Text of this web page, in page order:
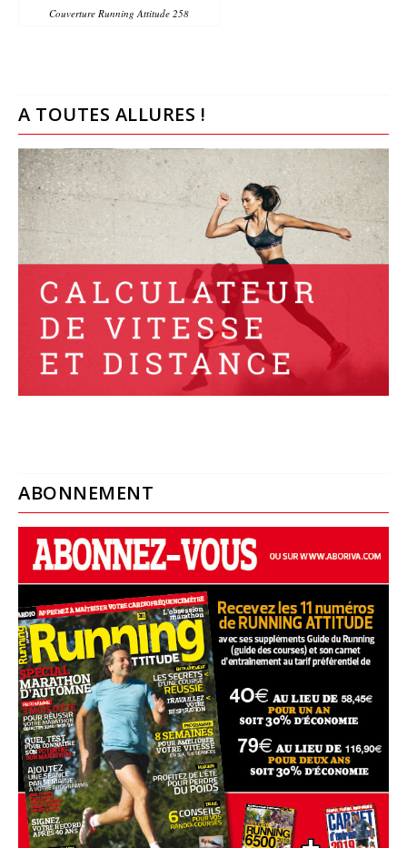
Couverture Running Attitude 258
A TOUTES ALLURES !
ABONNEMENT